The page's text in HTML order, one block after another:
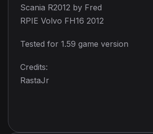
Scania R2012 by Fred
RPIE Volvo FH16 2012
Tested for 1.59 game version
Credits:
RastaJr